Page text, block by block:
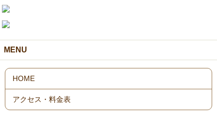
MENU
HOME
アクセス・料金表